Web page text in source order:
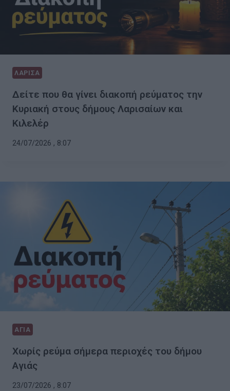
ΛΑΡΙΣΑ
Δείτε που θα γίνει διακοπή ρεύματος την
Κυριακή στους δήμους Λαρισαίων και
Κιλελέρ
24/07/2026 , 8:07
ΑΓΙΑ
Χωρίς ρεύμα σήμερα περιοχές του δήμου
Αγιάς
23/07/2026 , 8:07